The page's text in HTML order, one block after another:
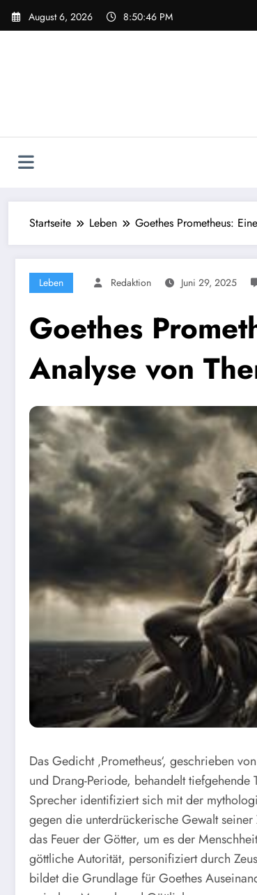
Zum
Inhalt
August 6, 2026 8:50:47 PM
Startseite Leben Goethes Prometheus:
Leben Redaktion Juni 29, 2025
Goethes
Analyse von
Das Gedicht ‚Prometheus‘, geschrieben
und Drang-Periode, behandelt
Sprecher identifiziert sich mit der
gegen die unterdrückerische Gewalt
das Feuer der Götter, um es der
göttliche Autorität, personifiziert durch
bildet die Grundlage für Goethes